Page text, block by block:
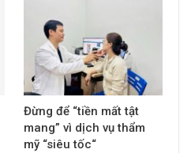
Đừng để “tiền mất tật
mang” vì dịch vụ thẩm
mỹ “siêu tốc“